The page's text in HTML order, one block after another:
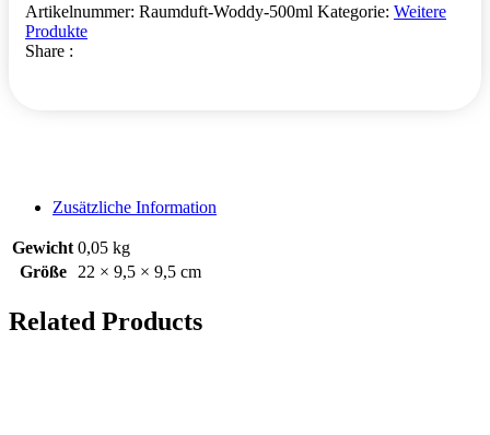
Artikelnummer: Raumduft-Woddy-500ml Kategorie: Weitere
Produkte
Share :
Zusätzliche Information
Gewicht 0,05 kg
Größe
22 × 9,5 × 9,5 cm
Related Products